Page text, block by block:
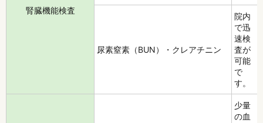
腎臓機能検査
尿素窒素（BUN）・クレアチニン
院内
で迅
速検
査が
可能
で
す。
少量
の血